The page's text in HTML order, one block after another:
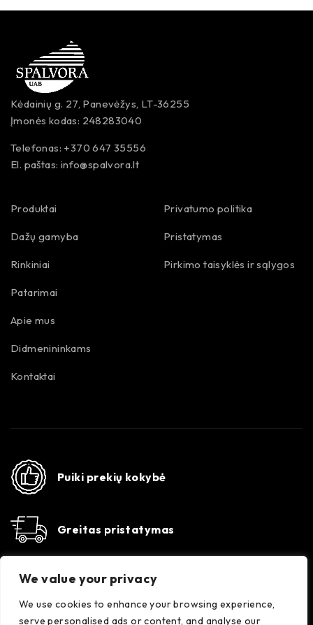
We value your privacy
We use cookies to enhance your browsing experience,
serve personalised ads or content, and analyse our
Kėdainių g. 27, Panevėžys, LT-36255
Įmonės kodas: 248283040
Telefonas: +370 647 35556
El. paštas: info@spalvora.lt
Produktai
Dažų gamyba
Rinkiniai
Patarimai
Apie mus
Didmenininkams
Kontaktai
Privatumo politika
Pristatymas
Pirkimo taisyklės ir sąlygos
Puiki prekių kokybė
Greitas pristatymas
Susisiekime
35556